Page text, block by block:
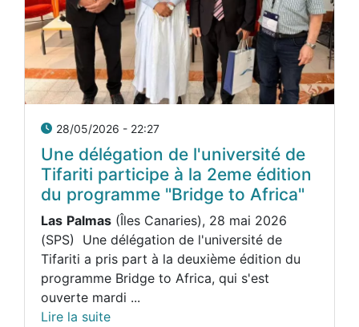
28/05/2026 - 22:27
Une délégation de l'université de
Tifariti participe à la 2eme édition
du programme "Bridge to Africa"
Las Palmas (Îles Canaries), 28 mai 2026
(SPS) Une délégation de l'université de
Tifariti a pris part à la deuxième édition du
programme Bridge to Africa, qui s'est
ouverte mardi ...
Lire la suite